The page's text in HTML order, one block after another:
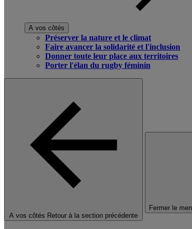
A vos côtés
Préserver la nature et le climat
Faire avancer la solidarité et l'inclusion
Donner toute leur place aux territoires
Porter l'élan du rugby féminin
A vos côtés Retour à la section précédente
Fermer le